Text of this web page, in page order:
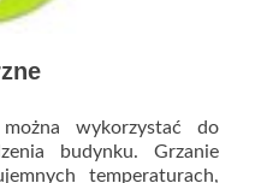
wykorzystać do
budynku. Grzanie
temperaturach,